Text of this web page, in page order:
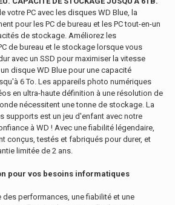
votre PC avec les disques WD Blue, la
pour les PC de bureau et les PC tout-en-un
de stockage. Améliorez les
de bureau et le stockage lorsque vous
avec un SSD pour maximiser la vitesse
disque WD Blue pour une capacité
6 To. Les appareils photo numériques
en ultra-haute définition à une résolution de
nécessitent une tonne de stockage. La
supports est un jeu d'enfant avec notre
à WD ! Avec une fiabilité légendaire,
conçus, testés et fabriqués pour durer, et
limitée de 2 ans.
pour vos besoins informatiques
performances, une fiabilité et une